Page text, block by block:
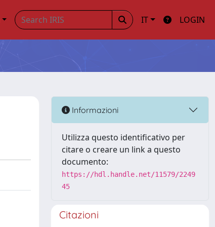
IT LOGIN
Informazioni
Utilizza questo identificativo per
citare o creare un link a questo
documento:
https://hdl.handle.net/11579/2249
45
Citazioni